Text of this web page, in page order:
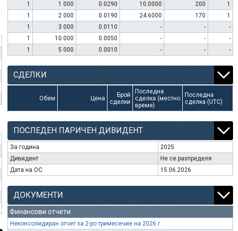
1
1 000 0.0290 10.0000 200
1
1
2 000 0.0190 24.6000 170
1
1
3 000 0.0110 - -
-
1
10 000 0.0050 - -
-
1
5 000 0.0010 - - -
СДЕЛКИ
Обем Цена
Брой
сделки
Последна
сделка (местно
време)
Последна
сделка (UTC)
ПОСЛЕДЕН ПАРИЧЕН ДИВИДЕНТ
За година
2025
Дивидент
Не се разпределя
Дата на ОС
15.06.2026
ДОКУМЕНТИ
Финансови отчети
Неконсолидиран отчет за 2-ро тримесечие на 2026 г.